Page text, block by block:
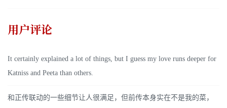
用户评论
It certainly explained a lot of things, but I guess my love runs deeper for
Katniss and Peeta than others.
和正传联动的一些细节让人很满足，但前传本身实在不是我的菜，